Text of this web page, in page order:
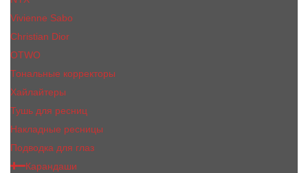
Vivienne Sabo
Сhristiаn Diоr
OTWO
Тональные корректоры
Хайлайтеры
Тушь для ресниц
Накладные ресницы
Подводка для глаз
Карандаши